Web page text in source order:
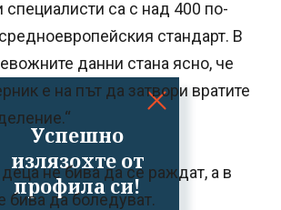
Успешно
излязохте от
профила си!
специалисти са с над 400 по-
стандарт. В
данни стана ясно, че
е на път да затвори вратите
не бива да се раждат, а в
бива да боледуват.